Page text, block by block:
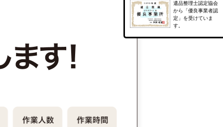
遺品整理士認定協会
から「優良事業者認
定」を受けていま
す。